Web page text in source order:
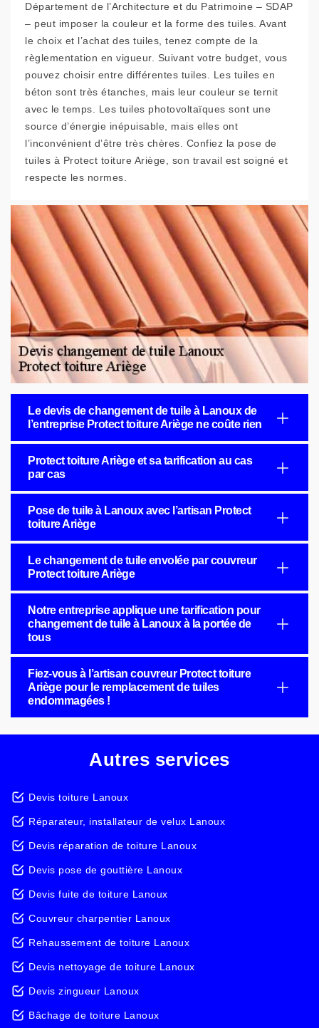
Département de l’Architecture et du Patrimoine – SDAP
– peut imposer la couleur et la forme des tuiles. Avant
le choix et l’achat des tuiles, tenez compte de la
règlementation en vigueur. Suivant votre budget, vous
pouvez choisir entre différentes tuiles. Les tuiles en
béton sont très étanches, mais leur couleur se ternit
avec le temps. Les tuiles photovoltaïques sont une
source d’énergie inépuisable, mais elles ont
l’inconvénient d’être très chères. Confiez la pose de
tuiles à Protect toiture Ariège, son travail est soigné et
respecte les normes.
Le devis de changement de tuile à Lanoux de
l’entreprise Protect toiture Ariège ne coûte rien
Protect toiture Ariège et sa tarification au cas
par cas
Pose de tuile à Lanoux avec l’artisan Protect
toiture Ariège
Le changement de tuile envolée par couvreur
Protect toiture Ariège
Notre entreprise applique une tarification pour
changement de tuile à Lanoux à la portée de
tous
Fiez-vous à l’artisan couvreur Protect toiture
Ariège pour le remplacement de tuiles
endommagées !
Autres services
Devis toiture Lanoux
Réparateur, installateur de velux Lanoux
Devis réparation de toiture Lanoux
Devis pose de gouttière Lanoux
Devis fuite de toiture Lanoux
Couvreur charpentier Lanoux
Rehaussement de toiture Lanoux
Devis nettoyage de toiture Lanoux
Devis zingueur Lanoux
Bâchage de toiture Lanoux